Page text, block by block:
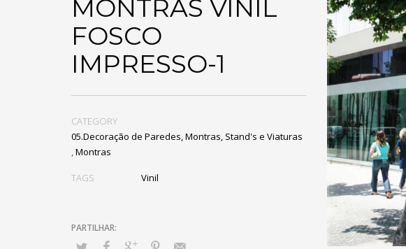
MONTRAS VINIL
FOSCO
IMPRESSO-1
CATEGORY
05.Decoração de Paredes, Montras, Stand's e Viaturas
,Montras
TAGS Vinil